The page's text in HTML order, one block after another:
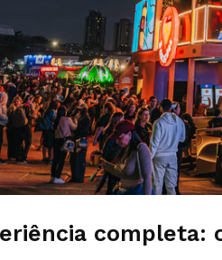
completa: